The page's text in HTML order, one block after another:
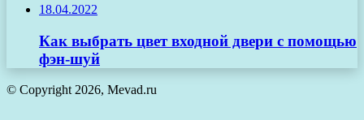
18.04.2022
Как выбрать цвет входной двери с помощью
фэн-шуй
© Copyright 2026, Mevad.ru